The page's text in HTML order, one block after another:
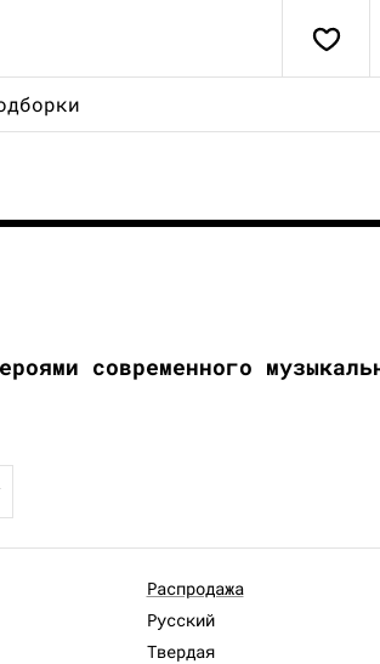
современного
Распродажа
Русский
Твердая